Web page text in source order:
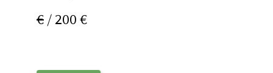
€/ 200 €